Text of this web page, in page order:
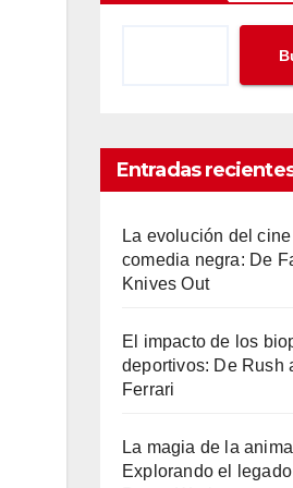
Entradas
La evolución del
comedia negra: De
Knives Out
El impacto de los
deportivos: De Rush
Ferrari
La magia de la
Explorando el